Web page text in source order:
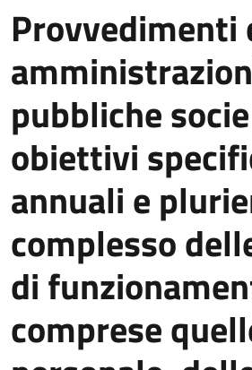
Provvedimenti
pubbliche
obiettivi
annuali e
complesso
di
comprese